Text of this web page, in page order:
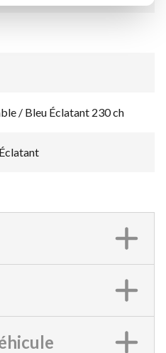
/ Bleu Éclatant 230 ch